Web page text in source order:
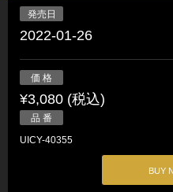
発売日
2022-01-26
価 格
¥3,080 (税込)
品 番
UICY-40355
BUY